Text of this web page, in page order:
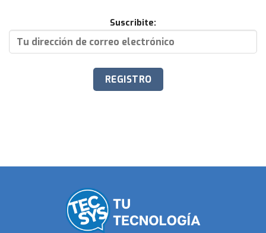
Suscribite: